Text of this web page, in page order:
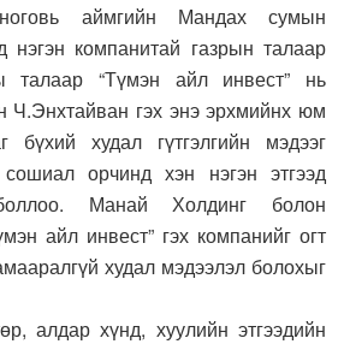
аймгийн Мандах сумын
нэгэн компанитай газрын талаар
талаар “Түмэн айл инвест” нь
Ч.Энхтайван гэх энэ эрхмийнх юм
бүхий худал гүтгэлгийн мэдээг
орчинд хэн нэгэн этгээд
Манай Холдинг болон
айл инвест” гэх компанийг огт
худал мэдээлэл болохыг
алдар хүнд, хуулийн этгээдийн